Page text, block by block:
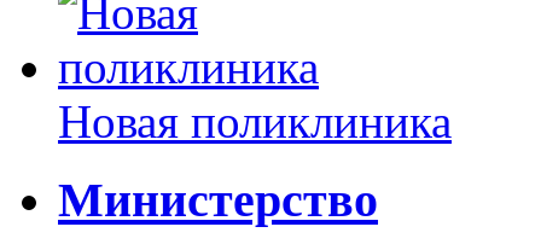
Новая поликлиника
Министерство